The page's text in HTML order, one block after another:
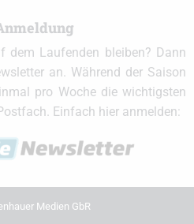
dem Laufenden bleiben? Dann
an. Während der Saison
pro Woche die wichtigsten
Einfach hier anmelden:
Medien GbR